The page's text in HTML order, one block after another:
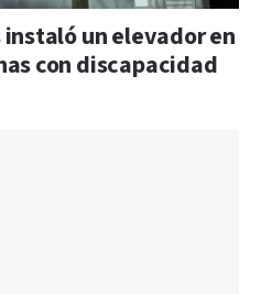
un elevador en
con discapacidad